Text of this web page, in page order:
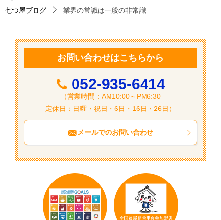
ー
七つ屋ブログ 業界の常識は一般の非常識
お問い合わせはこちらから
052-935-6414
（営業時間：AM10:00～PM6:30
定休日：日曜・祝日・6日・16日・26日）
メールでのお問い合わせ